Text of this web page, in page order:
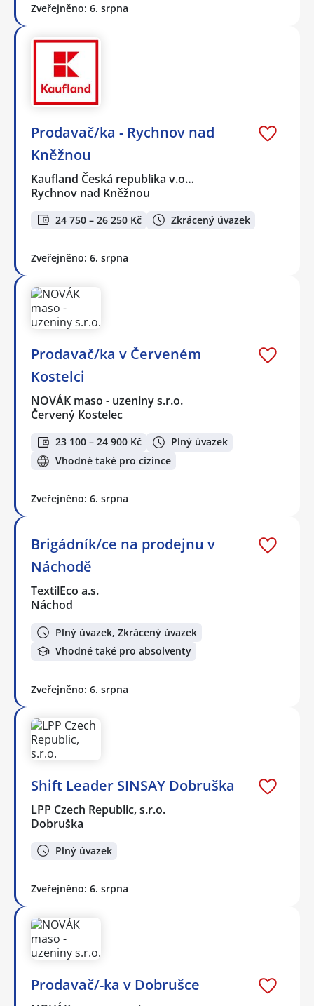
Zveřejněno: 6. srpna
Prodavač/ka - Rychnov nad
Kněžnou
Kaufland Česká republika v.o…
Rychnov nad Kněžnou
24 750 – 26 250 Kč Zkrácený úvazek
Zveřejněno: 6. srpna
Prodavač/ka v Červeném
Kostelci
NOVÁK maso - uzeniny s.r.o.
Červený Kostelec
23 100 – 24 900 Kč
Plný úvazek
Vhodné také pro cizince
Zveřejněno: 6. srpna
Brigádník/ce na prodejnu v
Náchodě
TextilEco a.s.
Náchod
Plný úvazek, Zkrácený úvazek
Vhodné také pro absolventy
Zveřejněno: 6. srpna
Shift Leader SINSAY Dobruška
LPP Czech Republic, s.r.o.
Dobruška
Plný úvazek
Zveřejněno: 6. srpna
Prodavač/-ka v Dobrušce